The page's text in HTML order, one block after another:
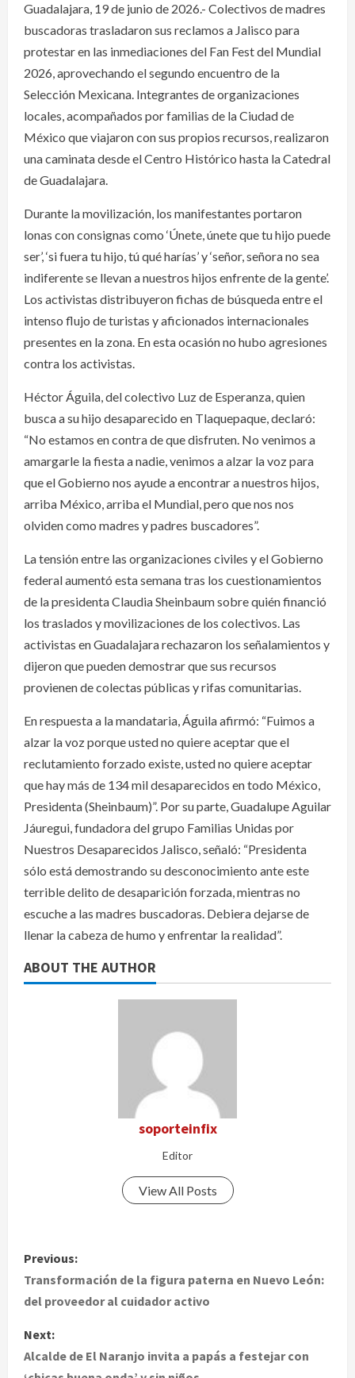
Guadalajara, 19 de junio de 2026.- Colectivos de madres
buscadoras trasladaron sus reclamos a Jalisco para
protestar en las inmediaciones del Fan Fest del Mundial
2026, aprovechando el segundo encuentro de la
Selección Mexicana. Integrantes de organizaciones
locales, acompañados por familias de la Ciudad de
México que viajaron con sus propios recursos, realizaron
una caminata desde el Centro Histórico hasta la Catedral
de Guadalajara.
Durante la movilización, los manifestantes portaron
lonas con consignas como ‘Únete, únete que tu hijo puede
ser’, ‘si fuera tu hijo, tú qué harías’ y ‘señor, señora no sea
indiferente se llevan a nuestros hijos enfrente de la gente’.
Los activistas distribuyeron fichas de búsqueda entre el
intenso flujo de turistas y aficionados internacionales
presentes en la zona. En esta ocasión no hubo agresiones
contra los activistas.
Héctor Águila, del colectivo Luz de Esperanza, quien
busca a su hijo desaparecido en Tlaquepaque, declaró:
“No estamos en contra de que disfruten. No venimos a
amargarle la fiesta a nadie, venimos a alzar la voz para
que el Gobierno nos ayude a encontrar a nuestros hijos,
arriba México, arriba el Mundial, pero que nos nos
olviden como madres y padres buscadores”.
La tensión entre las organizaciones civiles y el Gobierno
federal aumentó esta semana tras los cuestionamientos
de la presidenta Claudia Sheinbaum sobre quién financió
los traslados y movilizaciones de los colectivos. Las
activistas en Guadalajara rechazaron los señalamientos y
dijeron que pueden demostrar que sus recursos
provienen de colectas públicas y rifas comunitarias.
En respuesta a la mandataria, Águila afirmó: “Fuimos a
alzar la voz porque usted no quiere aceptar que el
reclutamiento forzado existe, usted no quiere aceptar
que hay más de 134 mil desaparecidos en todo México,
Presidenta (Sheinbaum)”. Por su parte, Guadalupe Aguilar
Jáuregui, fundadora del grupo Familias Unidas por
Nuestros Desaparecidos Jalisco, señaló: “Presidenta
sólo está demostrando su desconocimiento ante este
terrible delito de desaparición forzada, mientras no
escuche a las madres buscadoras. Debiera dejarse de
llenar la cabeza de humo y enfrentar la realidad”.
ABOUT THE AUTHOR
soporteinfix
Editor
View All Posts
P
o
t
Previous:
Transformación de la figura paterna en Nuevo León:
del proveedor al cuidador activo
Next:
Alcalde de El Naranjo invita a papás a festejar con